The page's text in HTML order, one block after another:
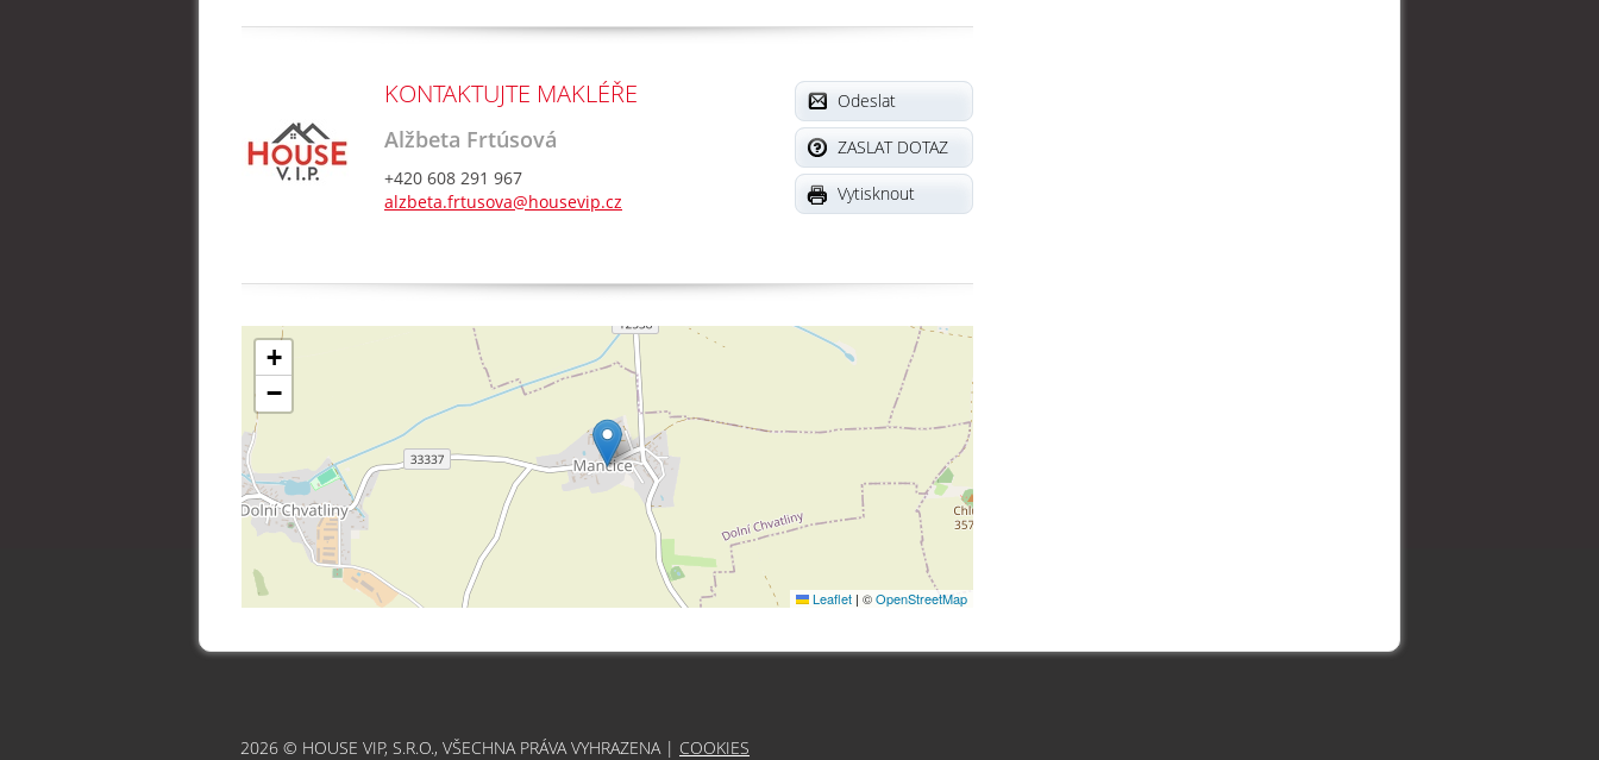
KONTAKTUJTE MAKLÉŘE
Alžbeta Frtúsová
+420 608 291 967
alzbeta.frtusova@housevip.cz
Odeslat
ZASLAT DOTAZ
Vytisknout
+
−
Leaflet | ©OpenStreetMap
2026 © HOUSE VIP, S.R.O., VŠECHNA PRÁVA VYHRAZENA | COOKIES